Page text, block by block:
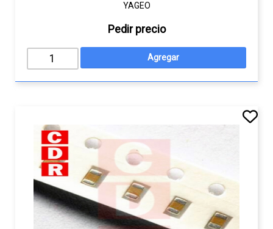
YAGEO
Pedir precio